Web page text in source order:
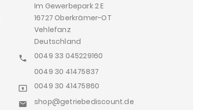
Im Gewerbepark 2 E
16727 Oberkrämer-OT
Vehlefanz
Deutschland

0049 33 045229160
0049 30 41475837
 0049 30 41475860
 shop@getriebediscount.de